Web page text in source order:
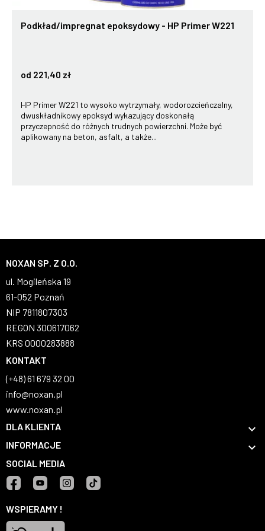
Podkład/impregnat epoksydowy - HP Primer W221
od 221,40 zł
HP Primer W221 to wysoko wytrzymały, wodorozcieńczalny,
dwuskładnikowy epoksyd wykazujący doskonałą
przyczepność do różnych trudnych powierzchni. Może być
aplikowany na beton, asfalt, a także...
NOXAN SP. Z O.O.
ul. Mogileńska 19
61-052 Poznań
NIP 7811807303
REGON 300617062
KRS 0000283888
KONTAKT
(+48) 61 679 32 00
info@noxan.pl
www.noxan.pl
DLA KLIENTA

INFORMACJE 
SOCIAL MEDIA
WSPIERAMY !